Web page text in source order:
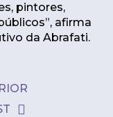
pintores,
afirma
da Abrafati.